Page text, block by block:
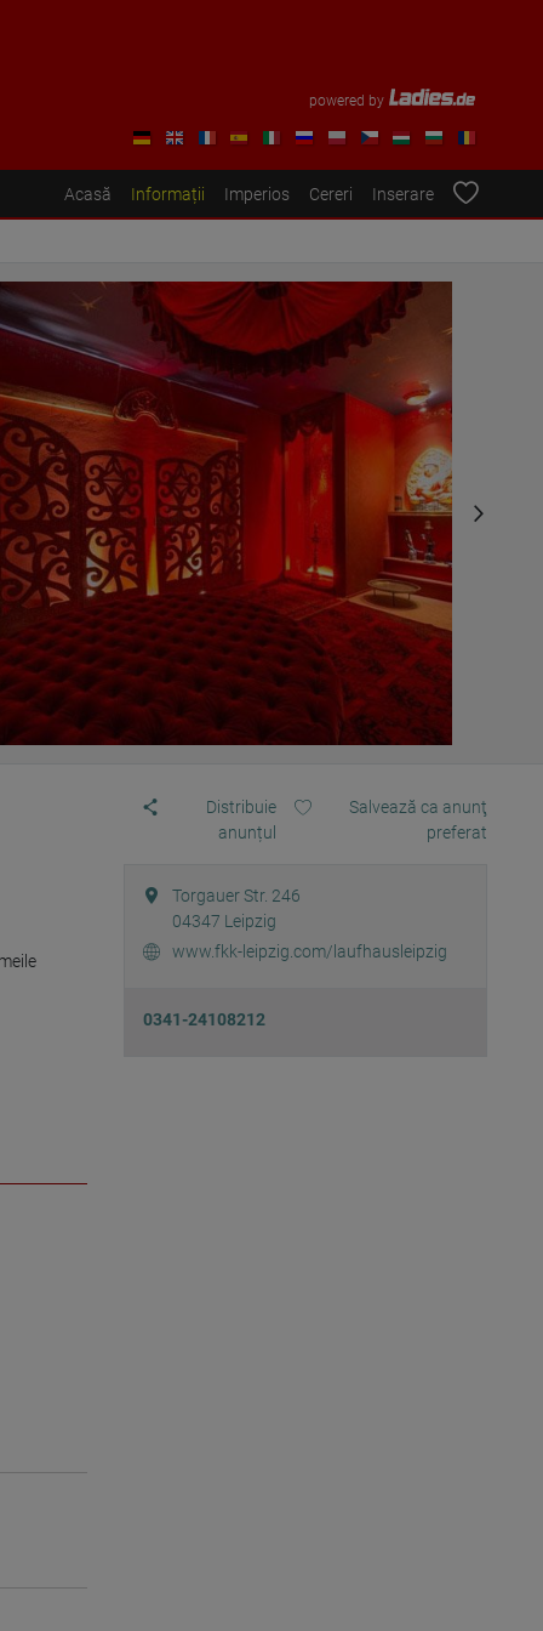
powered by
Acasă Informații Imperios Cereri Inserare
Distribuie
anunțul
Salvează ca anunţ
preferat
Torgauer Str. 246
04347 Leipzig
www.fkk-leipzig.com/laufhausleipzig
0341-24108212